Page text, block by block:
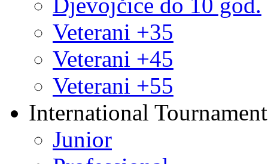
Veterani +35
Veterani +45
Veterani +55
International
Junior